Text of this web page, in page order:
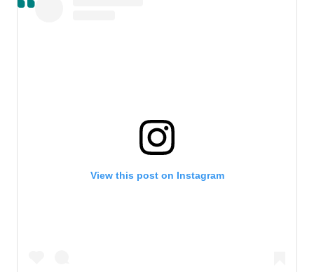
View this post on Instagram